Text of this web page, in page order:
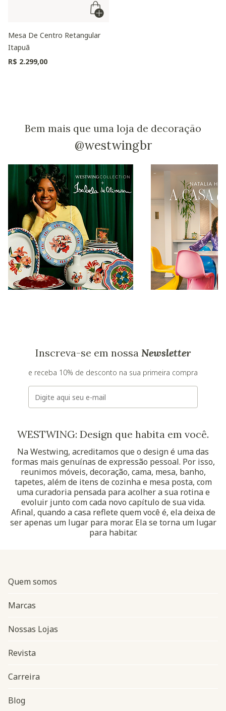
Mesa De Centro Retangular
Itapuã
R$ 2.299,00
Bem mais que uma loja de decoração
@westwingbr
Inscreva-se em nossa Newsletter
e receba 10% de desconto na sua primeira compra
E-mail
WESTWING: Design que habita em você.
Na Westwing, acreditamos que o design é uma das
formas mais genuínas de expressão pessoal. Por isso,
reunimos móveis, decoração, cama, mesa, banho,
tapetes, além de itens de cozinha e mesa posta, com
uma curadoria pensada para acolher a sua rotina e
evoluir junto com cada novo capítulo de sua vida.
Afinal, quando a casa reflete quem você é, ela deixa de
ser apenas um lugar para morar. Ela se torna um lugar
para habitar.
Navegação do rodapé
Quem somos
Marcas
Nossas Lojas
Revista
Carreira
Blog